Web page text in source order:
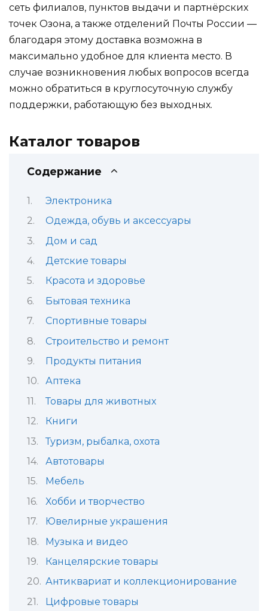
сеть филиалов, пунктов выдачи и партнёрских
точек Озона, а также отделений Почты России —
благодаря этому доставка возможна в
максимально удобное для клиента место. В
случае возникновения любых вопросов всегда
можно обратиться в круглосуточную службу
поддержки, работающую без выходных.
Каталог товаров
Содержание
Электроника
Одежда, обувь и аксессуары
Дом и сад
Детские товары
Красота и здоровье
Бытовая техника
Спортивные товары
Строительство и ремонт
Продукты питания
Аптека
Товары для животных
Книги
Туризм, рыбалка, охота
Автотовары
Мебель
Хобби и творчество
Ювелирные украшения
Музыка и видео
Канцелярские товары
Антиквариат и коллекционирование
Цифровые товары